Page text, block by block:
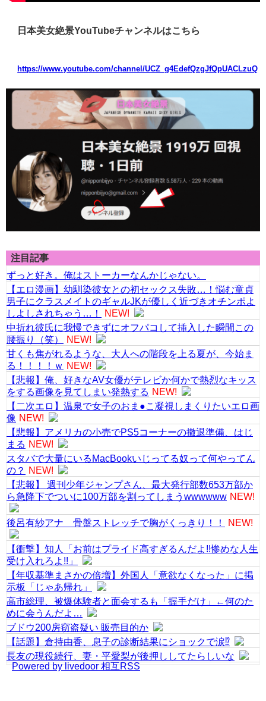
日本美女絶景YouTubeチャンネルはこちら
https://www.youtube.com/channel/UCZ_g4EdefQzgJfQpUACLzuQ
注目記事
ずっと好き。俺はストーカーなんかじゃない。
【エロ漫画】幼馴染彼女との初セックス失敗…！悩む童貞
男子にクラスメイトのギャルJKが優しく近づきオチンポよ
しよしされちゃう…！
NEW!
中折れ彼氏に我慢できずにオフパコして挿入した瞬間この
腰振り（笑）
NEW!
甘くも焦がれるような、大人への階段を上る夏が、今始ま
る！！！！ｗ
NEW!
【悲報】俺、好きなAV女優がテレビか何かで熱烈なキッス
をする画像を見てしまい発熱する NEW!
【二次エロ】温泉で女子のおま●こ凝視しまくりたいエロ画
像 NEW!
【悲報】アメリカの小売でPS5コーナーの撤退準備、はじ
まる NEW!
スタバで大量にいるMacBookいじってる奴って何やってん
の？
NEW!
【悲報】 週刊少年ジャンプさん、最大発行部数653万部か
ら急降下でついに100万部を割ってしまうwwwwww NEW!
後呂有紗アナ 骨盤ストレッチで胸がくっきり！！ NEW!
【衝撃】知人「お前はプライド高すぎるんだよ!!惨めな人生
受け入れろよ!!」
【年収基準まさかの倍増】外国人「意欲なくなった」に掲
示板「じゃあ帰れ」
高市総理、被爆体験者と面会するも「握手だけ」←何のた
めに会うんだよ…
ブドウ200房窃盗疑い 販売目的か
【話題】倉持由香、息子の診断結果にショックで涙⁉
長友の現役続行、妻・平愛梨が後押ししてたらしいな
Powered by livedoor 相互RSS